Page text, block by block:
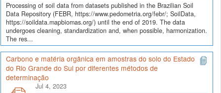
Processing of soil data from datasets published in the Brazilian Soil
Data Repository (FEBR, https://www.pedometria.org/febr/; SoilData,
https://soildata.mapbiomas.org/) until the end of 2019. The data
undergoes cleaning, standardization and, when possible, harmonization.
The res...
Carbono e matéria orgânica em amostras do solo do Estado
do Rio Grande do Sul por diferentes métodos de
determinação
Jul 4, 2023